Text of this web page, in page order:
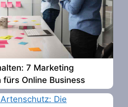
7 Marketing
Online Business